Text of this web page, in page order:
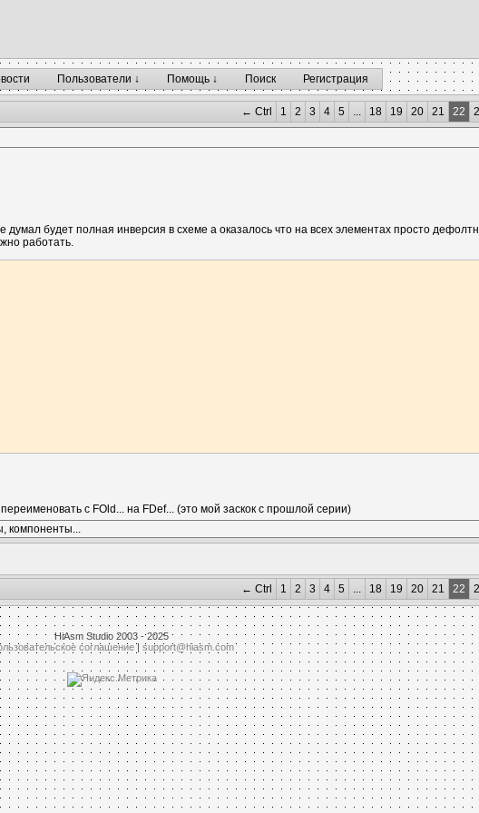
Пользователи ↓ Помощь ↓ Поиск Регистрация
← Ctrl 1 2 3 4 5 ... 18 19 20 21 22
думал будет полная инверсия в схеме а оказалось что на всех элементах просто
работать.
с FOld... на FDef... (это мой заскок с прошлой серии)
компоненты...
← Ctrl 1 2 3 4 5 ... 18 19 20 21 22
HiAsm Studio 2003 - 2025
соглашение| support@hiasm.com